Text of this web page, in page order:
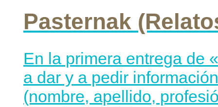
Pasternak
En la primera entrega de
a dar y a pedir
(nombre, apellido,